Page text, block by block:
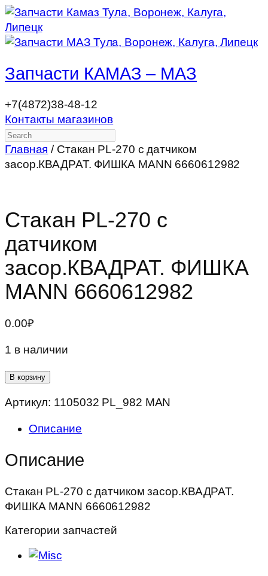
Запчасти КАМАЗ – МАЗ
+7(4872)38-48-12
Контакты магазинов
Search
Главная / Стакан PL-270 с датчиком
засор.КВАДРАТ. ФИШКА MANN 6660612982
Стакан PL-270 с
датчиком
засор.КВАДРАТ. ФИШКА
MANN 6660612982
0.00₽
1 в наличии
Количество
Стакан
270
датчиком
ФИШКА
MANN
6660612982
В корзину
Артикул: 1105032 PL_982 MAN
Описание
Описание
Стакан PL-270 с датчиком засор.КВАДРАТ.
ФИШКА MANN 6660612982
Категории запчастей